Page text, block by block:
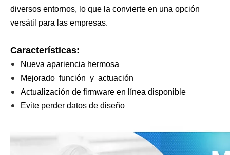
diversos entornos, lo que la convierte en una opción
versátil para las empresas.
Características:
Nueva apariencia hermosa
Mejorado función y actuación
Actualización de firmware en línea disponible
Evite perder datos de diseño